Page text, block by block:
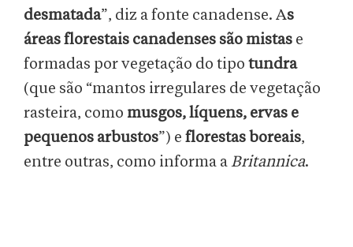
desmatada”, diz a fonte canadense. As
áreas florestais canadenses são mistas e
formadas por vegetação do tipo tundra
(que são “mantos irregulares de vegetação
rasteira, como musgos, líquens, ervas e
pequenos arbustos”) e florestas boreais,
entre outras, como informa aBritannica.